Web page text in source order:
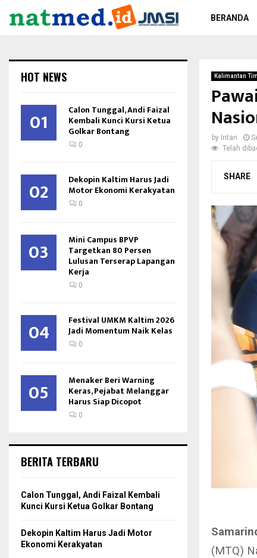
BERANDA
Kalimantan
by Intan
Telah
SHARE
(MTQ)
HOT NEWS
01 Calon Tunggal, Andi Faizal
Kembali Kunci Kursi Ketua
Golkar Bontang
0
02 Dekopin Kaltim Harus Jadi
Motor Ekonomi Kerakyatan
0
03 Mini Campus BPVP
Targetkan 80 Persen
Lulusan Terserap Lapangan
Kerja
0
04 Festival UMKM Kaltim 2026
Jadi Momentum Naik Kelas
0
05 Menaker Beri Warning
Keras, Pejabat Melanggar
Harus Siap Dicopot
0
BERITA TERBARU
Calon Tunggal, Andi Faizal Kembali
Kunci Kursi Ketua Golkar Bontang
Dekopin Kaltim Harus Jadi Motor
Ekonomi Kerakyatan